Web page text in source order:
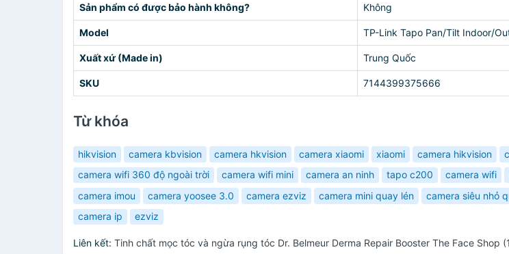
Sản phẩm có được bảo hành không? Không
Model TP-Link Tapo Pan/Tilt Indoor/
Xuất xứ (Made in) Trung Quốc
SKU 7144399375666
Từ khóa
hikvision camera kbvision camera hkvision camera xiaomi xiaomi camera hikvision
camera wifi 360 độ ngoài trời
camera wifi mini camera an ninh tapo c200 camera wifi
camera imou
camera yoosee 3.0 camera ezviz camera mini quay lén camera siêu nhỏ
camera ip
ezviz
Liên kết: Tinh chất mọc tóc và ngừa rụng tóc Dr. Belmeur Derma Repair Booster The Face Shop